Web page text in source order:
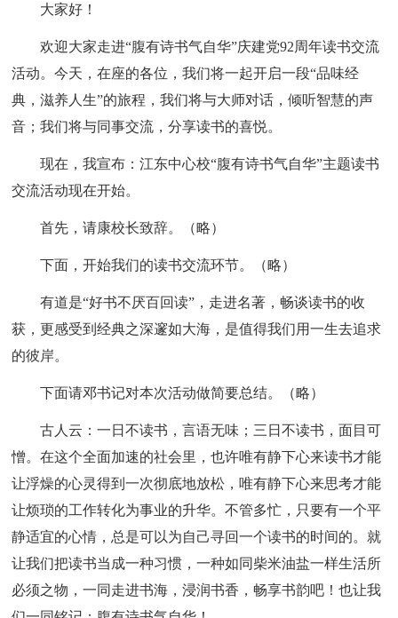
大家好！
欢迎大家走进“腹有诗书气自华”庆建党92周年读书交流
活动。今天，在座的各位，我们将一起开启一段“品味经
典，滋养人生”的旅程，我们将与大师对话，倾听智慧的声
音；我们将与同事交流，分享读书的喜悦。
现在，我宣布：江东中心校“腹有诗书气自华”主题读书
交流活动现在开始。
首先，请康校长致辞。（略）
下面，开始我们的读书交流环节。（略）
有道是“好书不厌百回读”，走进名著，畅谈读书的收
获，更感受到经典之深邃如大海，是值得我们用一生去追求
的彼岸。
下面请邓书记对本次活动做简要总结。（略）
古人云：一日不读书，言语无味；三日不读书，面目可
憎。在这个全面加速的社会里，也许唯有静下心来读书才能
让浮燥的心灵得到一次彻底地放松，唯有静下心来思考才能
让烦琐的工作转化为事业的升华。不管多忙，只要有一个平
静适宜的心情，总是可以为自己寻回一个读书的时间的。就
让我们把读书当成一种习惯，一种如同柴米油盐一样生活所
必须之物，一同走进书海，浸润书香，畅享书韵吧！也让我